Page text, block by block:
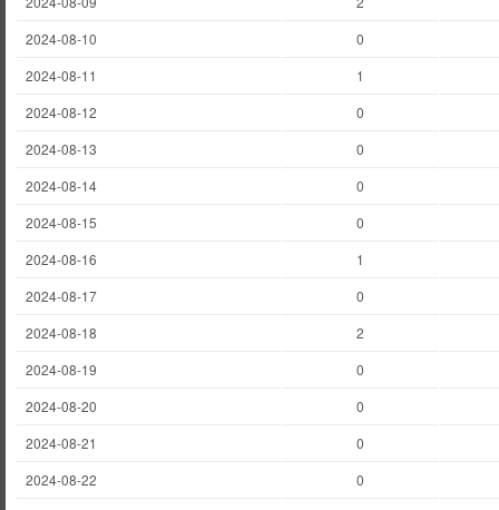
2024-08-10
0
2024-08-11
1
2024-08-12
0
2024-08-13
0
2024-08-14
0
2024-08-15
0
2024-08-16
1
2024-08-17
0
2024-08-18
2
2024-08-19
0
2024-08-20
0
2024-08-21
0
2024-08-22
0